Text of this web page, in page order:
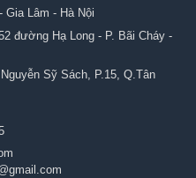
Lâm - Hà Nội
đường Hạ Long - P. Bãi Cháy -
Sỹ Sách, P.15, Q.Tân